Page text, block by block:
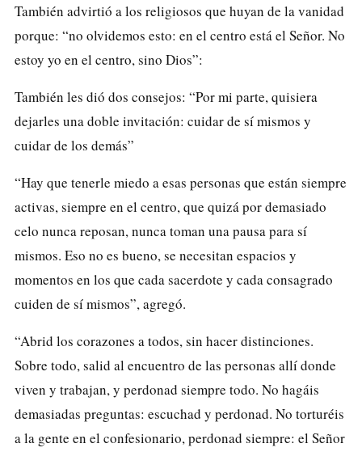
También advirtió a los religiosos que huyan de la vanidad
porque: “no olvidemos esto: en el centro está el Señor. No
estoy yo en el centro, sino Dios”:
También les dió dos consejos: “Por mi parte, quisiera
dejarles una doble invitación: cuidar de sí mismos y
cuidar de los demás”
“Hay que tenerle miedo a esas personas que están siempre
activas, siempre en el centro, que quizá por demasiado
celo nunca reposan, nunca toman una pausa para sí
mismos. Eso no es bueno, se necesitan espacios y
momentos en los que cada sacerdote y cada consagrado
cuiden de sí mismos”, agregó.
“Abrid los corazones a todos, sin hacer distinciones.
Sobre todo, salid al encuentro de las personas allí donde
viven y trabajan, y perdonad siempre todo. No hagáis
demasiadas preguntas: escuchad y perdonad. No torturéis
a la gente en el confesionario, perdonad siempre: el Señor